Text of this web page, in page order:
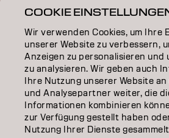
INSPIRATION
EDUCATION
ÜBER
SALON FINDER
PARTNER WERDEN
COOKIE
Wir verwenden Cookies, um Ihre
unserer Website zu verbessern,
Anzeigen zu personalisieren und
zu analysieren. Wir geben auch
Ihre Nutzung unserer Website an
und Analysepartner weiter, die
Informationen kombinieren
zur Verfügung gestellt haben
Nutzung Ihrer Dienste